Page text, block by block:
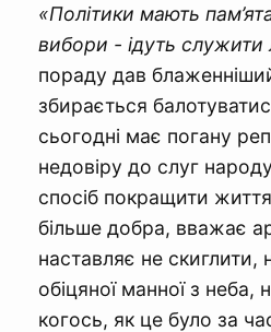
«Політики мають
вибори - ідуть
пораду дав
збирається
сьогодні має погану
недовіру до слуг
спосіб покращити
більше добра, вважає
наставляє не скиглити,
обіцяної манної з неба,
когось, як це було за